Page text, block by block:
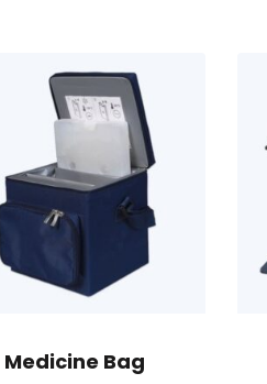
Medicine Bag